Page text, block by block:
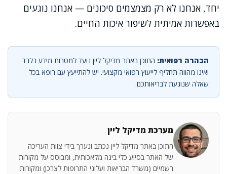
יחד, אנחנו לא רק מצמצמים סיכונים — אנחנו נוגעים
באפשרות אמיתית לשיפור איכות החיים.
הבהרה רפואית: התוכן באתר מדיקל ליין נועד למטרות מידע בלבד
ואינו מהווה תחליף לייעוץ רפואי מקצועי. יש להתייעץ עם רופא בכל
שאלה שנוגעת לבריאותכם.
מערכת מדיקל ליין
התוכן באתר מדיקל ליין נכתב ונערך בידי צוות העריכה
של האתר בסיוע כלי בינה מלאכותית, ומבוסס על מקורות
רשמיים (משרד הבריאות ועלוני התרופות לצרכן) ומקורות